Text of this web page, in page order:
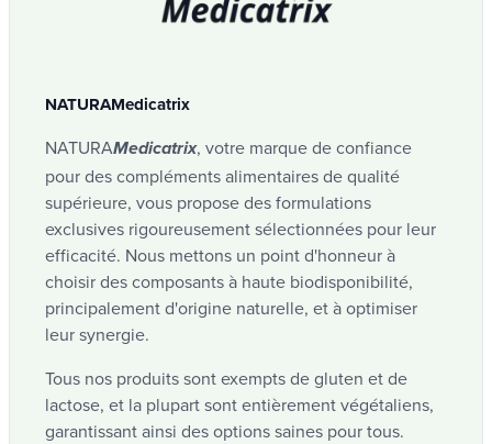
NATURAMedicatrix
NATURAMedicatrix, votre marque de confiance
pour des compléments alimentaires de qualité
supérieure, vous propose des formulations
exclusives rigoureusement sélectionnées pour leur
efficacité. Nous mettons un point d'honneur à
choisir des composants à haute biodisponibilité,
principalement d'origine naturelle, et à optimiser
leur synergie.
Tous nos produits sont exempts de gluten et de
lactose, et la plupart sont entièrement végétaliens,
garantissant ainsi des options saines pour tous.